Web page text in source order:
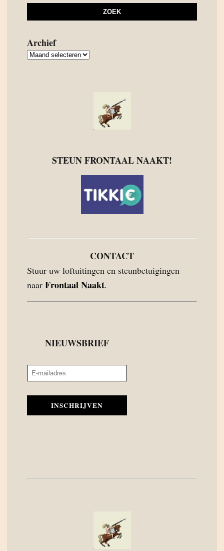
Archief
Archief
STEUN FRONTAAL NAAKT!
CONTACT
Stuur uw loftuitingen en steunbetuigingen
naar Frontaal Naakt.
NIEUWSBRIEF
INSCHRIJVEN